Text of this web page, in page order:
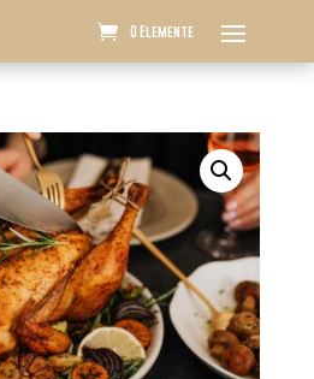
0 Elemente